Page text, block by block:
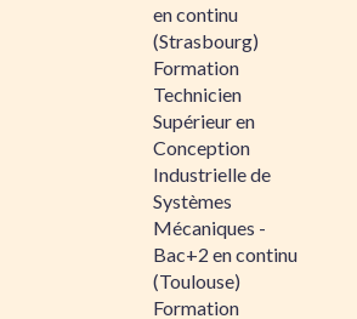
en continu
(Strasbourg)
Formation
Technicien
Supérieur en
Conception
Industrielle de
Systèmes
Mécaniques -
Bac+2 en continu
(Toulouse)
Formation